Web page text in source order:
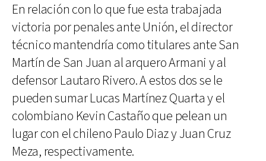
En relación con lo que fue esta trabajada
victoria por penales ante Unión, el director
técnico mantendría como titulares ante San
Martín de San Juan al arquero Armani y al
defensor Lautaro Rivero. A estos dos se le
pueden sumar Lucas Martínez Quarta y el
colombiano Kevin Castaño que pelean un
lugar con el chileno Paulo Diaz y Juan Cruz
Meza, respectivamente.